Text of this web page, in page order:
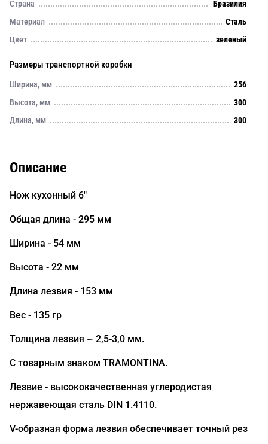
Страна
Бразилия
Материал
Сталь
Цвет
зеленый
Размеры транспортной коробки
Ширина, мм
256
Высота, мм
300
Длина, мм
300
Описание
Нож кухонный 6"
Общая длина - 295 мм
Ширина - 54 мм
Высота - 22 мм
Длина лезвия - 153 мм
Вес - 135 гр
Толщина лезвия ~ 2,5-3,0 мм.
С товарным знаком TRAMONTINA.
Лезвие - высококачественная углеродистая
нержавеющая сталь DIN 1.4110.
V-образная форма лезвия обеспечивает точный рез